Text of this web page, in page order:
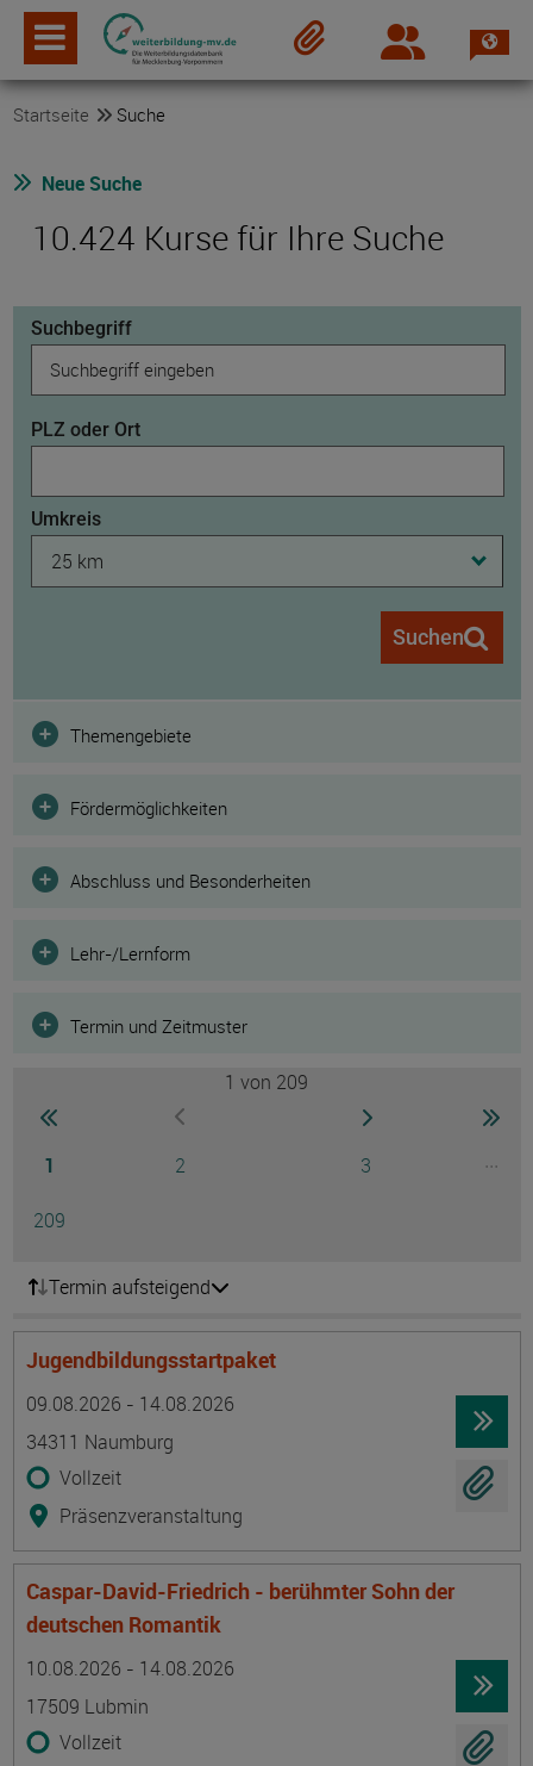
Login
Startseite Suche
Neue Suche
10.424 Kurse für Ihre Suche
Suchbegriff
PLZ oder Ort
Umkreis
25 km
Suchen
Filter
Themengebiete
Fördermöglichkeiten
Abschluss und Besonderheiten
Lehr-/Lernform
Termin und Zeitmuster
zur ersten Seite wechselnzur vorherigen Seite wechseln
Seite
1 Seite
2 Seite
3
...
Seite
209
Seite
1 von 209
zur nächsten Seite
zur
Termin aufsteigend
Jugendbildungsstartpaket
09.08.2026 - 14.08.2026
34311 Naumburg
Vollzeit
Präsenzveranstaltung
Caspar-David-Friedrich - berühmter Sohn der
deutschen Romantik
10.08.2026 - 14.08.2026
17509 Lubmin
Vollzeit